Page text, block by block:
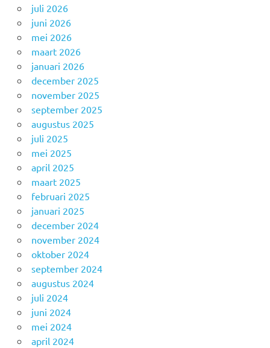
juli 2026
juni 2026
mei 2026
maart 2026
januari 2026
december 2025
november 2025
september 2025
augustus 2025
juli 2025
mei 2025
april 2025
maart 2025
februari 2025
januari 2025
december 2024
november 2024
oktober 2024
september 2024
augustus 2024
juli 2024
juni 2024
mei 2024
april 2024